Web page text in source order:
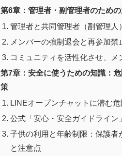
第6章：管理者・副管理者のため
管理者と共同管理者（副管理人
メンバーの強制退会と再参加禁
コミュニティを活性化させ、メ
第7章：安全に使うための知識：
策
LINEオープンチャットに潜む危
公式「安心・安全ガイドライン
子供の利用と年齢制限：保護者
と注意点